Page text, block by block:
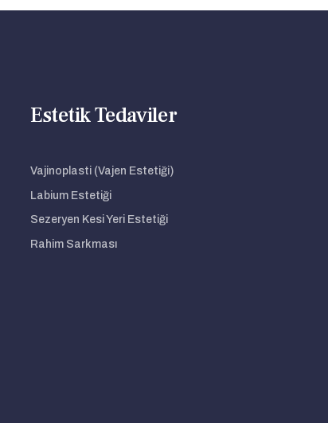
Estetik Tedaviler
Vajinoplasti (Vajen Estetiği)
Labium Estetiği
Sezeryen Kesi Yeri Estetiği
Rahim Sarkması